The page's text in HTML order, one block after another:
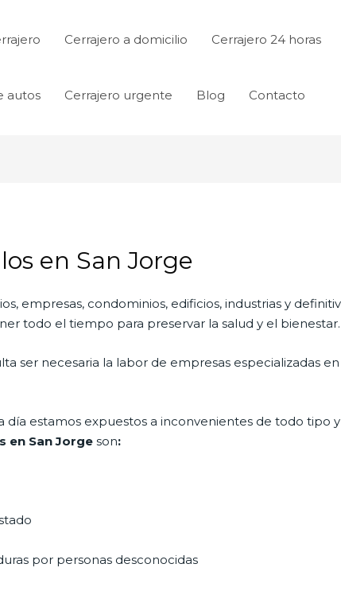
Cerrajero a domicilio Cerrajero 24 horas
autos Cerrajero urgente Blog Contacto
en San Jorge
empresas, condominios, edificios, industrias y
todo el tiempo para preservar la salud y el bienestar.
ser necesaria la labor de empresas especializadas
día estamos expuestos a inconvenientes de todo tipo
en San Jorge son:
por personas desconocidas